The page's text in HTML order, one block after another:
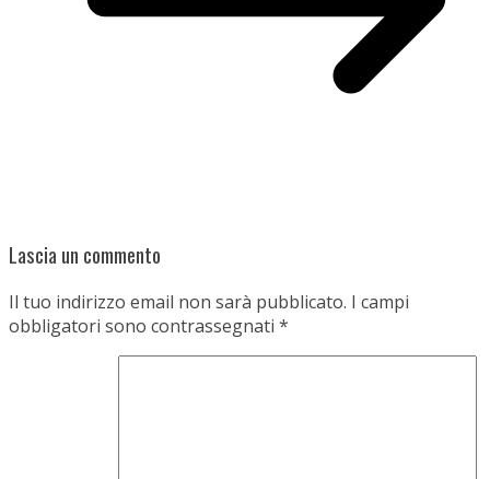
Lascia un commento
Il tuo indirizzo email non sarà pubblicato. I campi
obbligatori sono contrassegnati *